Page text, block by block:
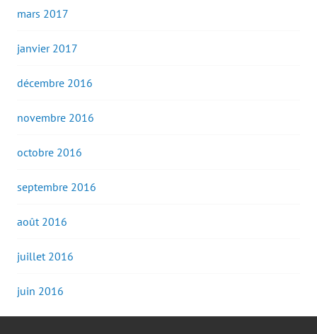
mars 2017
janvier 2017
décembre 2016
novembre 2016
octobre 2016
septembre 2016
août 2016
juillet 2016
juin 2016